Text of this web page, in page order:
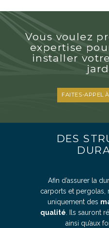
Vous voulez
expertise
installer
FAITES-APPEL
DES
Afin d’assurer la
carports et pergolas,
uniquement des
qualité . Ils sauront
ainsi qu’aux